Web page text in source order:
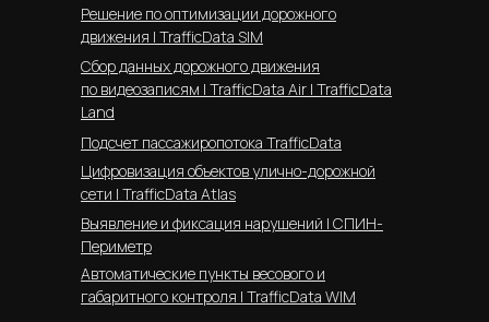
Сбор данных дорожного движения
по видеозаписям | TrafficData Air | TrafficData
Land
Решение по оптимизации дорожного
движения | TrafficData SIM
Подсчет пассажиропотока TrafficData
Цифровизация объектов улично-дорожной
сети | TrafficData Atlas
Выявление и фиксация нарушений | СПИН-
Периметр
Автоматические пункты весового и
габаритного контроля | TrafficData WIM